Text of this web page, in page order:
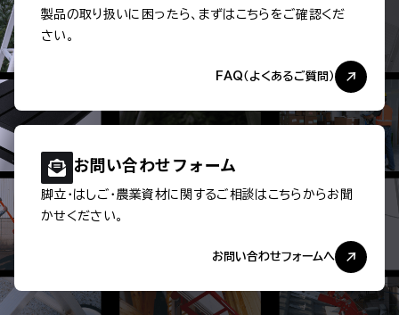
製品の取り扱いに困ったら、まずはこちらをご確認くだ
さい。
FAQ（よくあるご質問）
お問い合わせフォーム
脚立・はしご・農業資材に関するご相談は こちらからお聞
かせください。
お問い合わせフォームへ